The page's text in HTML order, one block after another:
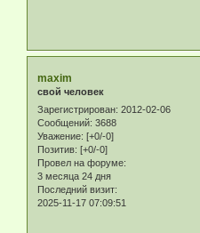
maxim
свой человек
Зарегистрирован: 2012-02-06
Сообщений: 3688
Уважение: [+0/-0]
Позитив: [+0/-0]
Провел на форуме:
3 месяца 24 дня
Последний визит:
2025-11-17 07:09:51